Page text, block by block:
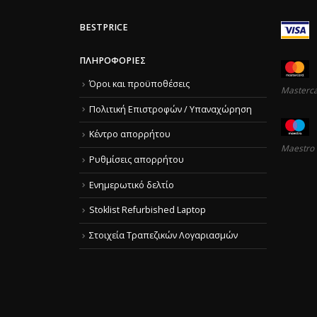
BESTPRICE
ΠΛΗΡΟΦΟΡΊΕΣ
Όροι και προϋποθέσεις
Πολιτική Επιστροφών / Υπαναχώρηση
Κέντρο απορρήτου
Ρυθμίσεις απορρήτου
Ενημερωτικό δελτίο
Stoklist Refurbished Laptop
Στοιχεία Τραπεζικών Λογαριασμών
Maestro